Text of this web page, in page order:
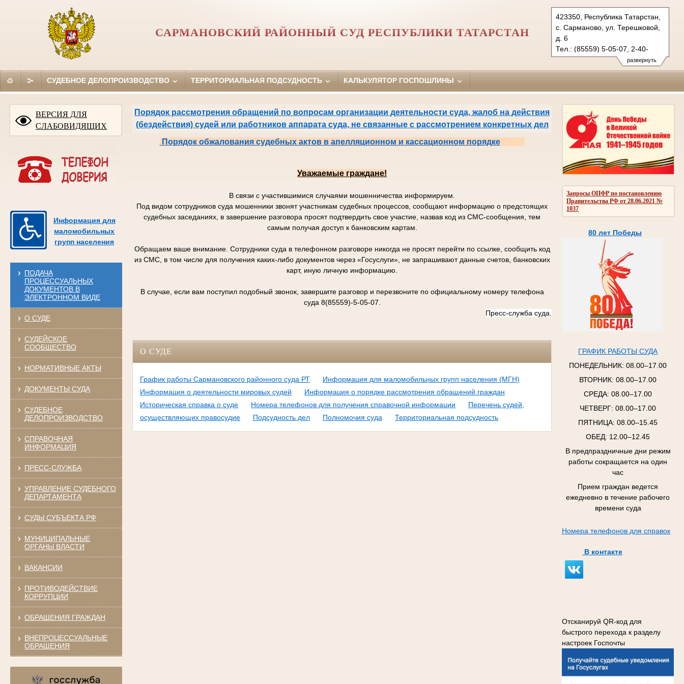
развернуть
423350, Республика Татарстан,
с. Сарманово, ул. Терешковой,
д. 6
Тел.: (85559) 5-05-07, 2-40-
35 (ф.)
sarmanovsky.tat@sudrf.ru
САРМАНОВСКИЙ РАЙОННЫЙ СУД РЕСПУБЛИКИ ТАТАРСТАН
СУДЕБНОЕ ДЕЛОПРОИЗВОДСТВО ТЕРРИТОРИАЛЬНАЯ ПОДСУДНОСТЬ КАЛЬКУЛЯТОР ГОСПОШЛИНЫ
ВЕРСИЯ ДЛЯ
СЛАБОВИДЯЩИХ
Информация для
маломобильных
групп населения
ПОДАЧА
ПРОЦЕССУАЛЬНЫХ
ДОКУМЕНТОВ В
ЭЛЕКТРОННОМ ВИДЕ
О СУДЕ
СУДЕЙСКОЕ
СООБЩЕСТВО
НОРМАТИВНЫЕ АКТЫ
ДОКУМЕНТЫ СУДА
СУДЕБНОЕ
ДЕЛОПРОИЗВОДСТВО
СПРАВОЧНАЯ
ИНФОРМАЦИЯ
ПРЕСС-СЛУЖБА
УПРАВЛЕНИЕ СУДЕБНОГО
ДЕПАРТАМЕНТА
СУДЫ СУБЪЕКТА РФ
МУНИЦИПАЛЬНЫЕ
ОРГАНЫ ВЛАСТИ
ВАКАНСИИ
ПРОТИВОДЕЙСТВИЕ
КОРРУПЦИИ
ОБРАЩЕНИЯ ГРАЖДАН
ВНЕПРОЦЕССУАЛЬНЫЕ
ОБРАЩЕНИЯ
Запросы ОПФР по постановлению
Правительства РФ от 28.06.2021 №
1037
80 лет Победы
ГРАФИК РАБОТЫ СУДА
ПОНЕДЕЛЬНИК: 08.00–17.00
ВТОРНИК: 08.00–17.00
СРЕДА: 08.00–17.00
ЧЕТВЕРГ: 08.00–17.00
ПЯТНИЦА: 08.00–15.45
ОБЕД: 12.00–12.45
В предпраздничные дни режим
работы сокращается на один
час
Прием граждан ведется
ежедневно в течение рабочего
времени суда
Номера телефонов для справок
В контакте
Отсканируй QR-код для
быстрого перехода к разделу
настроек Госпочты
Порядок рассмотрения обращений по вопросам организации деятельности суда, жалоб на действия
(бездействия) судей или работников аппарата суда, не связанные с рассмотрением конкретных дел
Порядок обжалования судебных актов в апелляционном и кассационном порядке
Уважаемые граждане!
В связи с участившимися случаями мошенничества информируем.
Под видом сотрудников суда мошенники звонят участникам судебных процессов, сообщают информацию о предстоящих
судебных заседаниях, в завершение разговора просят подтвердить свое участие, назвав код из СМС-сообщения, тем
самым получая доступ к банковским картам.
Обращаем ваше внимание. Сотрудники суда в телефонном разговоре никогда не просят перейти по ссылке, сообщить код
из СМС, в том числе для получения каких-либо документов через «Госуслуги», не запрашивают данные счетов, банковских
карт, иную личную информацию.
В случае, если вам поступил подобный звонок, завершите разговор и перезвоните по официальному номеру телефона
суда 8(85559)-5-05-07.
Пресс-служба суда.
О СУДЕ
График работы Сармановского районного суда РТ
Информация для маломобильных групп населения (МГН)
Информация о деятельности мировых судей
Информация о порядке рассмотрения обращений граждан
Историческая справка о суде
Номера телефонов для получения справочной информации
Перечень судей,
осуществляющих правосудие
Подсудность дел Полномочия суда Территориальная подсудность